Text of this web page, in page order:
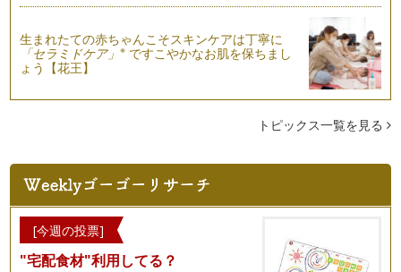
4月の絵本『どうぶつサーカスはじまるよ』を楽しもう！
進級、進学おめでとうございます！！新しい生活にワクワクし
ますね。 なんだか空気が…
3月の絵本『スースーとネルネル』
みなさんのお子さんは、すぐに眠るほうですか？それともなか
なか寝なくて大変でしょうか。 …
あかちゃんの絵本2『すりすりももんちゃん』
この「ももんちゃん」はシリーズ化されてたくさん出版されて
いますが、今回は『すりすりももんち…
生まれたての赤ちゃんこそスキンケアは丁寧に
「セラミドケア」※ ですこやかなお肌を保ちまし
ょう【花王】
トピックス一覧を見る
[今週の投票]
"宅配食材"利用してる？